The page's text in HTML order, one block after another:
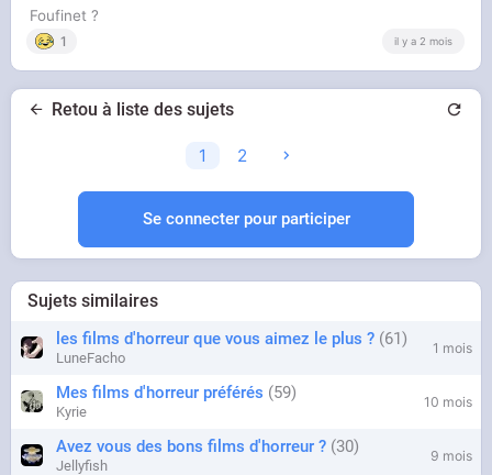
Foufinet ?
1 il y a 2 mois
Retou à liste des sujets
1 2
Se connecter pour participer
Sujets similaires
les films d'horreur que vous aimez le plus ? 61
LuneFacho
1 mois
Mes films d'horreur préférés 59
Kyrie
10 mois
Avez vous des bons films d'horreur ? 30
Jellyfish
9 mois